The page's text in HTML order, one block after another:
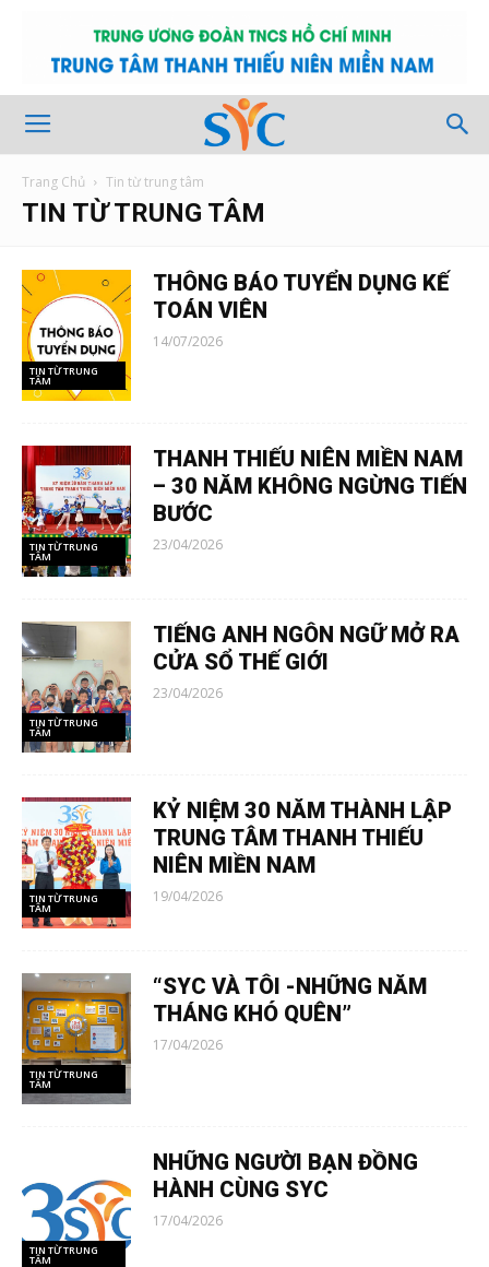
Trang Chủ Tin từ trung tâm
TIN TỪ TRUNG TÂM
TIN TỪ TRUNG
TÂM
THÔNG BÁO TUYỂN DỤNG KẾ
TOÁN VIÊN
14/07/2026
TIN TỪ TRUNG
TÂM
THANH THIẾU NIÊN MIỀN NAM
– 30 NĂM KHÔNG NGỪNG TIẾN
BƯỚC
23/04/2026
TIN TỪ TRUNG
TÂM
TIẾNG ANH NGÔN NGỮ MỞ RA
CỬA SỔ THẾ GIỚI
23/04/2026
TIN TỪ TRUNG
TÂM
KỶ NIỆM 30 NĂM THÀNH LẬP
TRUNG TÂM THANH THIẾU
NIÊN MIỀN NAM
19/04/2026
TIN TỪ TRUNG
TÂM
“SYC VÀ TÔI -NHỮNG NĂM
THÁNG KHÓ QUÊN”
17/04/2026
TIN TỪ TRUNG
TÂM
NHỮNG NGƯỜI BẠN ĐỒNG
HÀNH CÙNG SYC
17/04/2026